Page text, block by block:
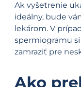
Ak vyšetrenie
ideálny, bude
lekárom. V
spermiogramu
zamraziť pre
Ako